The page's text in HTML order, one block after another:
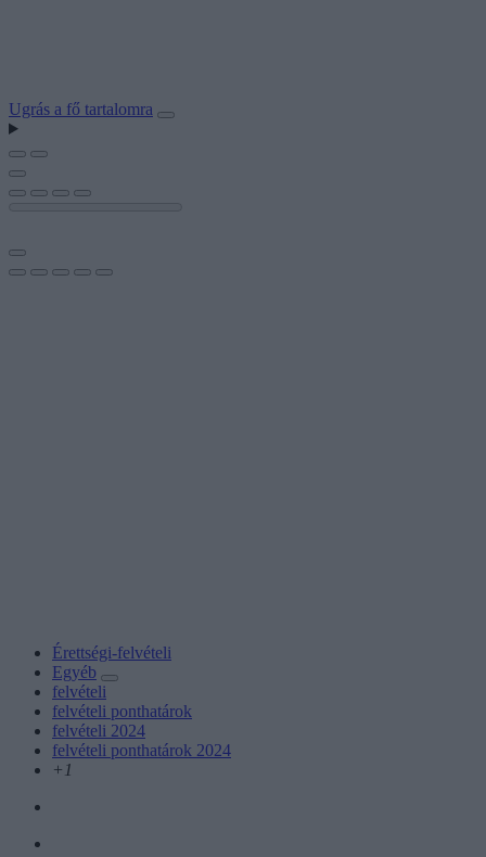
Ugrás a fő tartalomra
Érettségi-felvételi
Egyéb
felvételi
felvételi ponthatárok
felvételi 2024
felvételi ponthatárok 2024
+1